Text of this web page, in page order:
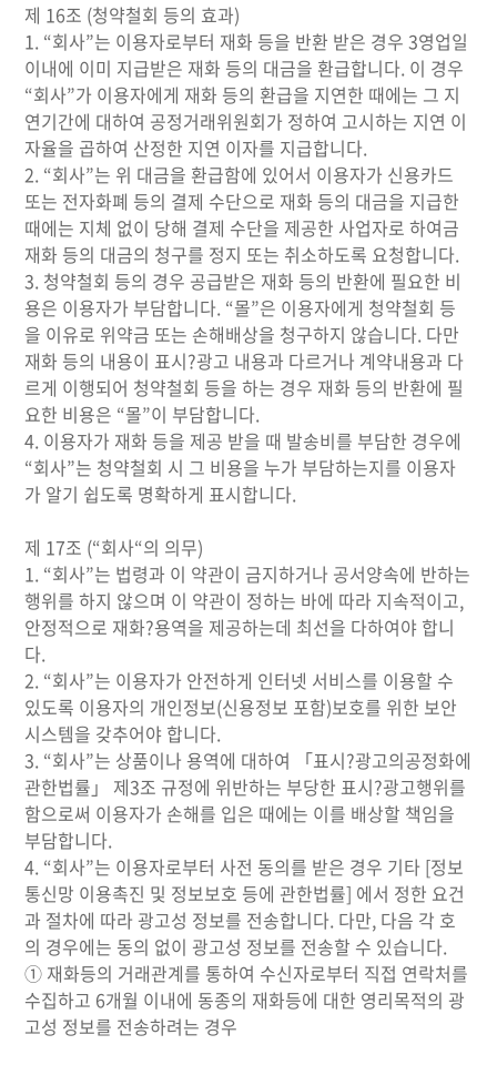
제 16조 (청약철회 등의 효과)
1. “회사”는 이용자로부터 재화 등을 반환 받은 경우 3영업일
이내에 이미 지급받은 재화 등의 대금을 환급합니다. 이 경우
“회사”가 이용자에게 재화 등의 환급을 지연한 때에는 그 지
연기간에 대하여 공정거래위원회가 정하여 고시하는 지연 이
자율을 곱하여 산정한 지연 이자를 지급합니다.
2. “회사”는 위 대금을 환급함에 있어서 이용자가 신용카드
또는 전자화폐 등의 결제 수단으로 재화 등의 대금을 지급한
때에는 지체 없이 당해 결제 수단을 제공한 사업자로 하여금
재화 등의 대금의 청구를 정지 또는 취소하도록 요청합니다.
3. 청약철회 등의 경우 공급받은 재화 등의 반환에 필요한 비
용은 이용자가 부담합니다. “몰”은 이용자에게 청약철회 등
을 이유로 위약금 또는 손해배상을 청구하지 않습니다. 다만
재화 등의 내용이 표시?광고 내용과 다르거나 계약내용과 다
르게 이행되어 청약철회 등을 하는 경우 재화 등의 반환에 필
요한 비용은 “몰”이 부담합니다.
4. 이용자가 재화 등을 제공 받을 때 발송비를 부담한 경우에
“회사”는 청약철회 시 그 비용을 누가 부담하는지를 이용자
가 알기 쉽도록 명확하게 표시합니다.
제 17조 (“회사“의 의무)
1. “회사”는 법령과 이 약관이 금지하거나 공서양속에 반하는
행위를 하지 않으며 이 약관이 정하는 바에 따라 지속적이고,
안정적으로 재화?용역을 제공하는데 최선을 다하여야 합니
다.
2. “회사”는 이용자가 안전하게 인터넷 서비스를 이용할 수
있도록 이용자의 개인정보(신용정보 포함)보호를 위한 보안
시스템을 갖추어야 합니다.
3. “회사”는 상품이나 용역에 대하여 「표시?광고의공정화에
관한법률」 제3조 규정에 위반하는 부당한 표시?광고행위를
함으로써 이용자가 손해를 입은 때에는 이를 배상할 책임을
부담합니다.
4. “회사”는 이용자로부터 사전 동의를 받은 경우 기타 [정보
통신망 이용촉진 및 정보보호 등에 관한법률] 에서 정한 요건
과 절차에 따라 광고성 정보를 전송합니다. 다만, 다음 각 호
의 경우에는 동의 없이 광고성 정보를 전송할 수 있습니다.
① 재화등의 거래관계를 통하여 수신자로부터 직접 연락처를
수집하고 6개월 이내에 동종의 재화등에 대한 영리목적의 광
고성 정보를 전송하려는 경우